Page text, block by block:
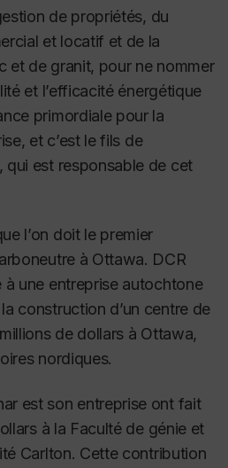
de propriétés, du
et locatif et de la
et de granit, pour ne nommer
et l’efficacité énergétique
primordiale pour la
et c’est le fils de
qui est responsable de cet
l’on doit le premier
à Ottawa. DCR
à une entreprise autochtone
construction d’un centre de
de dollars à Ottawa,
nordiques.
est son entreprise ont fait
à la Faculté de génie et
Carlton. Cette contribution